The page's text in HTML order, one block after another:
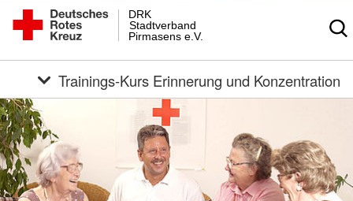
Pirmasens e.V.
Stadtverband
DRK
Trainings-Kurs Erinnerung und Konzentration